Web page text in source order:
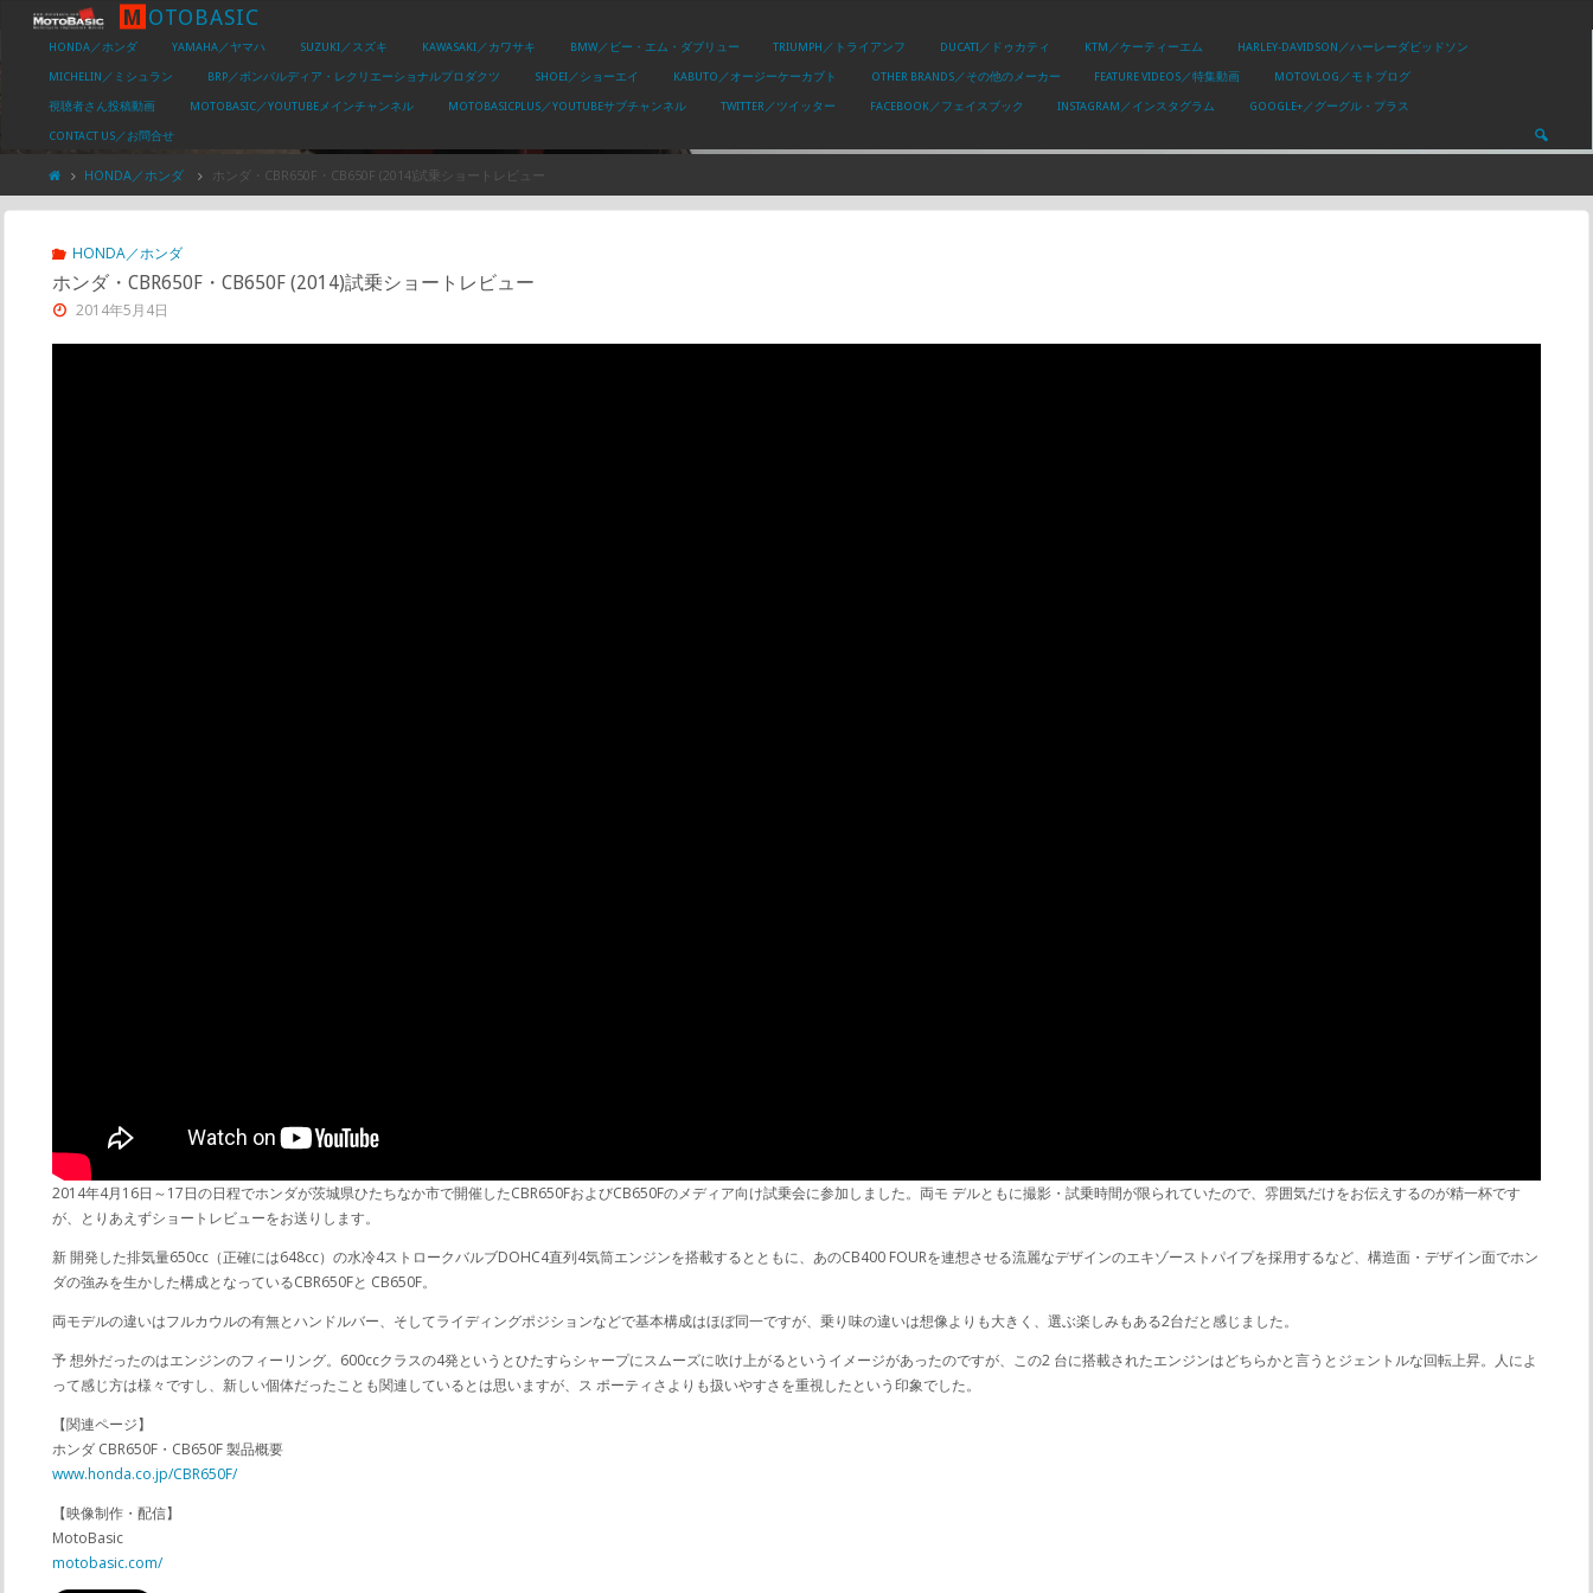
M OTOBASIC
HONDA／ホンダ YAMAHA／ヤマハ SUZUKI／スズキ KAWASAKI／カワサキ BMW／ビー・エム・ダブリュー TRIUMPH／トライアンフ DUCATI／ドゥカティ KTM／ケーティーエム HARLEY-DAVIDSON／ハーレーダビッドソン
MICHELIN／ミシュラン BRP／ボンバルディア・レクリエーショナルプロダクツ SHOEI／ショーエイ KABUTO／オージーケーカブト OTHER BRANDS／その他のメーカー FEATURE VIDEOS／特集動画 MOTOVLOG／モトブログ
視聴者さん投稿動画 MOTOBASIC／YOUTUBEメインチャンネル MOTOBASICPLUS／YOUTUBEサブチャンネル TWITTER／ツイッター FACEBOOK／フェイスブック INSTAGRAM／インスタグラム GOOGLE+／グーグル・プラス
CONTACT US／お問合せ
HONDA／ホンダ ホンダ・CBR650F・CB650F (2014)試乗ショートレビュー
HONDA／ホンダ
ホンダ・CBR650F・CB650F (2014)試乗ショートレビュー
2014年5月4日
2014年4月16日～17日の日程でホンダが茨城県ひたちなか市で開催したCBR650FおよびCB650Fのメディア向け試乗会に参加しました。両モ デルともに撮影・試乗時間が限られていたので、雰囲気だけをお伝えするのが精一杯です
が、とりあえずショートレビューをお送りします。
新 開発した排気量650cc（正確には648cc）の水冷4ストロークバルブDOHC4直列4気筒エンジンを搭載するとともに、あのCB400 FOURを連想させる流麗なデザインのエキゾーストパイプを採用するなど、構造面・デザイン面でホン
ダの強みを生かした構成となっているCBR650Fと CB650F。
両モデルの違いはフルカウルの有無とハンドルバー、そしてライディングポジションなどで基本構成はほぼ同一ですが、乗り味の違いは想像よりも大きく、選ぶ楽しみもある2台だと感じました。
予 想外だったのはエンジンのフィーリング。600ccクラスの4発というとひたすらシャープにスムーズに吹け上がるというイメージがあったのですが、この2 台に搭載されたエンジンはどちらかと言うとジェントルな回転上昇。人によ
って感じ方は様々ですし、新しい個体だったことも関連しているとは思いますが、ス ポーティさよりも扱いやすさを重視したという印象でした。
【関連ページ】
ホンダ CBR650F・CB650F 製品概要
www.honda.co.jp/CBR650F/
【映像制作・配信】
MotoBasic
motobasic.com/